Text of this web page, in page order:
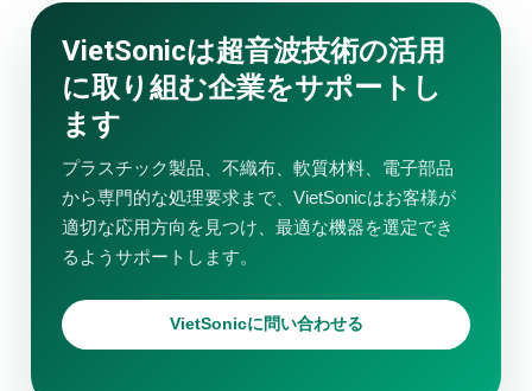
VietSonicは超音波技術の活用
に取り組む企業をサポートし
ます
プラスチック製品、不織布、軟質材料、電子部品
から専門的な処理要求まで、VietSonicはお客様が
適切な応用方向を見つけ、最適な機器を選定でき
るようサポートします。
VietSonicに問い合わせる